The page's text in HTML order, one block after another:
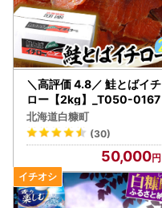
＼高評価 4.8／ 鮭とばイチ
ロー【2kg】_T050-0167
北海道白糠町
(30)
50,000